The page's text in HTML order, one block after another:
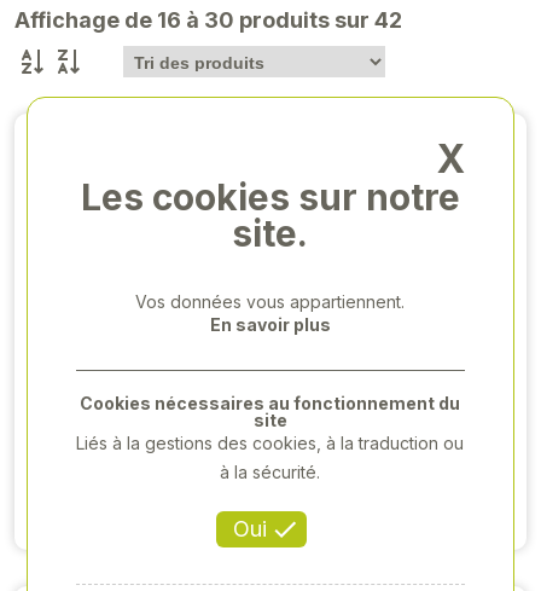
Affichage de 16 à 30 produits sur 42
15,00 €HT
X
Les cookies sur notre
site.
Vos données vous appartiennent.
En savoir plus
Oui
Cookies nécessaires au fonctionnement du
site
Liés à la gestions des cookies, à la traduction ou
à la sécurité.